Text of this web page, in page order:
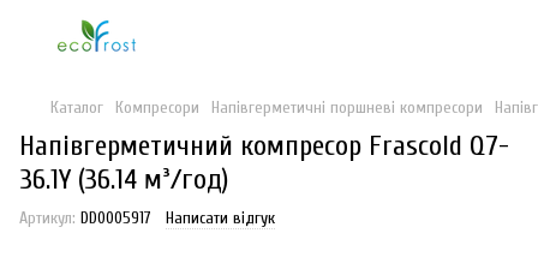
Каталог Компресори Напівгерметичні поршневі компресори
Напівгерметичний компресор Frascold Q7-
36.1Y (36.14 м³/год)
Артикул: DD0005917 Написати відгук